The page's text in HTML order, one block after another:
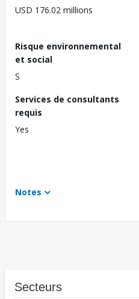
USD 176.02 millions
Risque environnemental
et social
S
Services de consultants
requis
Yes
Notes
Secteurs